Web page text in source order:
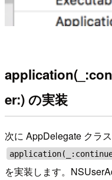
er:) の実装
次に AppDelegate クラ
を実装します。